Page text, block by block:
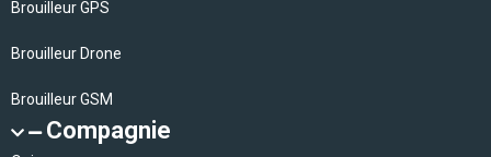
Brouilleur GPS
Brouilleur Drone
Brouilleur GSM
Compagnie